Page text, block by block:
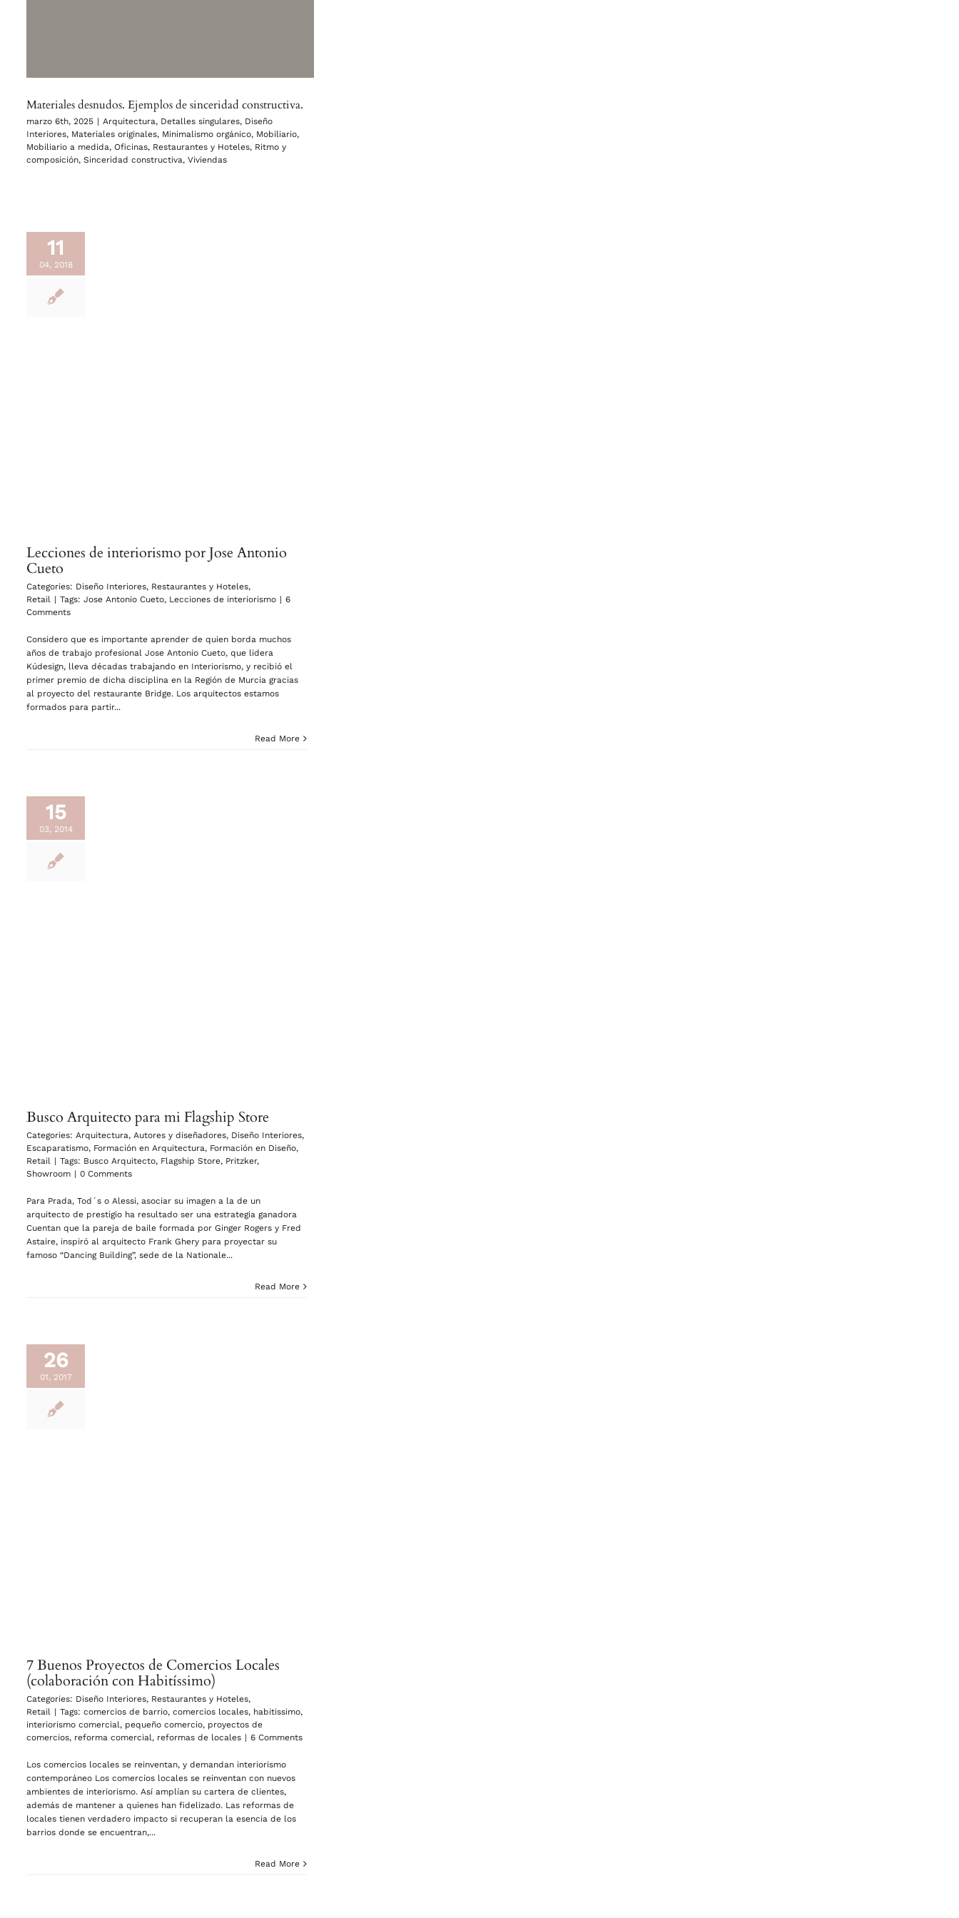
Materiales desnudos. Ejemplos de sinceridad constructiva.
marzo 6th, 2025 | Arquitectura, Detalles singulares, Diseño
Interiores, Materiales originales, Minimalismo orgánico, Mobiliario,
Mobiliario a medida, Oficinas, Restaurantes y Hoteles, Ritmo y
composición, Sinceridad constructiva, Viviendas
11
04, 2018
Lecciones de interiorismo por Jose Antonio
Cueto
Categories: Diseño Interiores, Restaurantes y Hoteles,
Retail | Tags: Jose Antonio Cueto, Lecciones de interiorismo | 6
Comments
Considero que es importante aprender de quien borda muchos
años de trabajo profesional Jose Antonio Cueto, que lidera
Kúdesign, lleva décadas trabajando en Interiorismo, y recibió el
primer premio de dicha disciplina en la Región de Murcia gracias
al proyecto del restaurante Bridge. Los arquitectos estamos
formados para partir...
Read More
15
03, 2014
Busco Arquitecto para mi Flagship Store
Categories: Arquitectura, Autores y diseñadores, Diseño Interiores,
Escaparatismo, Formación en Arquitectura, Formación en Diseño,
Retail | Tags: Busco Arquitecto, Flagship Store, Pritzker,
Showroom | 0 Comments
Para Prada, Tod´s o Alessi, asociar su imagen a la de un
arquitecto de prestigio ha resultado ser una estrategia ganadora
Cuentan que la pareja de baile formada por Ginger Rogers y Fred
Astaire, inspiró al arquitecto Frank Ghery para proyectar su
famoso “Dancing Building”, sede de la Nationale...
Read More
26
01, 2017
7 Buenos Proyectos de Comercios Locales
(colaboración con Habitíssimo)
Categories: Diseño Interiores, Restaurantes y Hoteles,
Retail | Tags: comercios de barrio, comercios locales, habitissimo,
interiorismo comercial, pequeño comercio, proyectos de
comercios, reforma comercial, reformas de locales | 6 Comments
Los comercios locales se reinventan, y demandan interiorismo
contemporáneo Los comercios locales se reinventan con nuevos
ambientes de interiorismo. Así amplían su cartera de clientes,
además de mantener a quienes han fidelizado. Las reformas de
locales tienen verdadero impacto si recuperan la esencia de los
barrios donde se encuentran,...
Read More